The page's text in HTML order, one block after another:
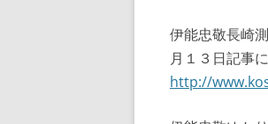
伊能忠敬長崎
月１３日記事
http://